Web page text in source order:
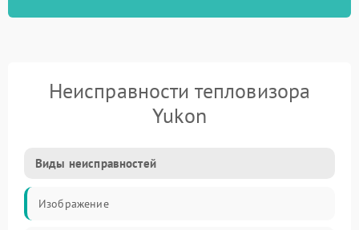
Неисправности тепловизора
Yukon
Виды неисправностей
Изображение